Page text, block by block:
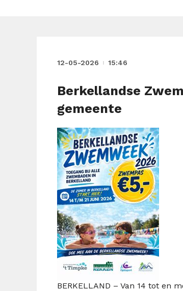
12-05-2026 15:46
Berkellandse
gemeente
BERKELLAND – Van 14 tot en